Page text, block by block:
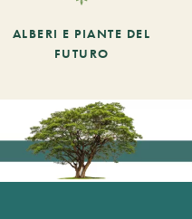
ALBERI E PIANTE DEL
FUTURO